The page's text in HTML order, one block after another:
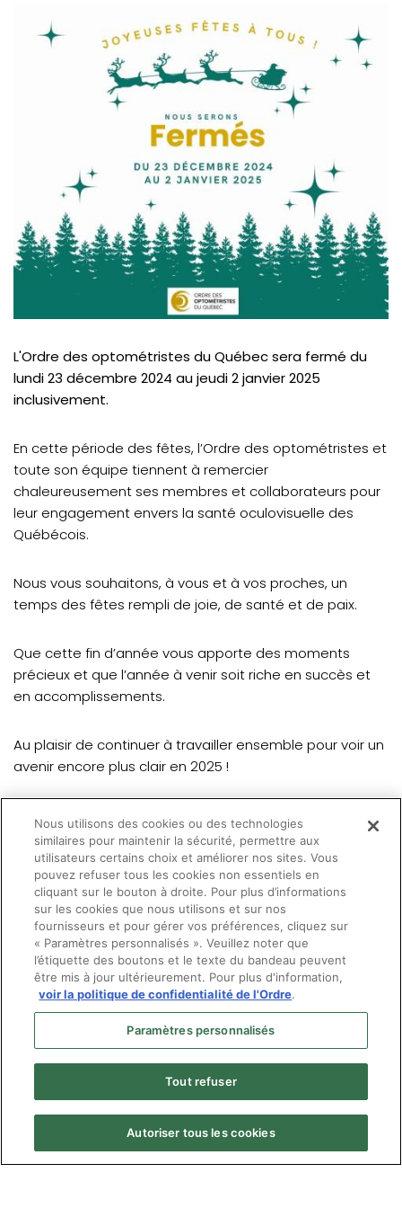
L'Ordre des optométristes du Québec sera fermé du
lundi 23 décembre 2024 au jeudi 2 janvier 2025
inclusivement.
En cette période des fêtes, l’Ordre des optométristes et
toute son équipe tiennent à remercier
chaleureusement ses membres et collaborateurs pour
leur engagement envers la santé oculovisuelle des
Québécois.
Nous vous souhaitons, à vous et à vos proches, un
temps des fêtes rempli de joie, de santé et de paix.
Que cette fin d’année vous apporte des moments
précieux et que l’année à venir soit riche en succès et
en accomplissements.
Au plaisir de continuer à travailler ensemble pour voir un
avenir encore plus clair en 2025 !
Toutes les nouvelles
Menu
© Ordre des optométristes du Québec
Nous utilisons des cookies ou des technologies
similaires pour maintenir la sécurité, permettre aux
utilisateurs certains choix et améliorer nos sites. Vous
pouvez refuser tous les cookies non essentiels en
cliquant sur le bouton à droite. Pour plus d’informations
sur les cookies que nous utilisons et sur nos
fournisseurs et pour gérer vos préférences, cliquez sur
« Paramètres personnalisés ». Veuillez noter que
l’étiquette des boutons et le texte du bandeau peuvent
être mis à jour ultérieurement. Pour plus d'information,
voir la politique de confidentialité de l'Ordre.
Paramètres personnalisés
Tout refuser
Autoriser tous les cookies